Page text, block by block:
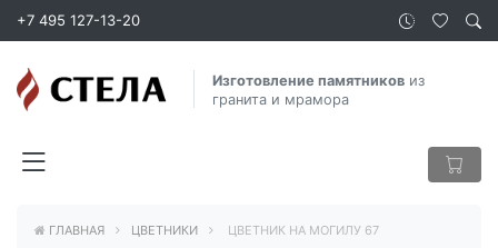
+7 495 127-13-20
Изготовление памятниковиз
гранита и мрамора
ГЛАВНАЯ ЦВЕТНИКИ ЦВЕТНИК НА МОГИЛУ 67